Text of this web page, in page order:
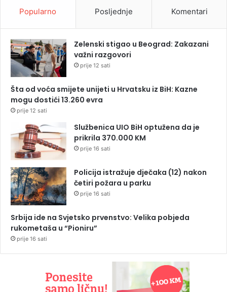
Popularno Posljednje Komentari
Zelenski stigao u Beograd: Zakazani
važni razgovori
prije 12 sati
Šta od voća smijete unijeti u Hrvatsku iz BiH: Kazne
mogu dostići 13.260 evra
prije 12 sati
Službenica UIO BiH optužena da je
prikrila 370.000 KM
prije 16 sati
Policija istražuje dječaka (12) nakon
četiri požara u parku
prije 16 sati
Srbija ide na Svjetsko prvenstvo: Velika pobjeda
rukometaša u “Pioniru”
prije 16 sati